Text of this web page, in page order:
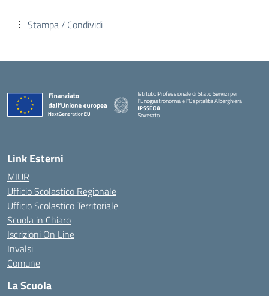
Stampa / Condividi
Istituto Professionale di Stato Servizi per
l'Enogastronomia e l'Ospitalità Alberghiera
IPSSEOA
Soverato
Link Esterni
MIUR
Ufficio Scolastico Regionale
Ufficio Scolastico Territoriale
Scuola in Chiaro
Iscrizioni On Line
Invalsi
Comune
La Scuola